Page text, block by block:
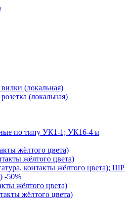
(локальная)
(локальная)
по типу УК1-1; УК16-4 и
жёлтого цвета)
жёлтого цвета)
контакты жёлтого цвета); ШР
-50%
жёлтого цвета)
жёлтого цвета)